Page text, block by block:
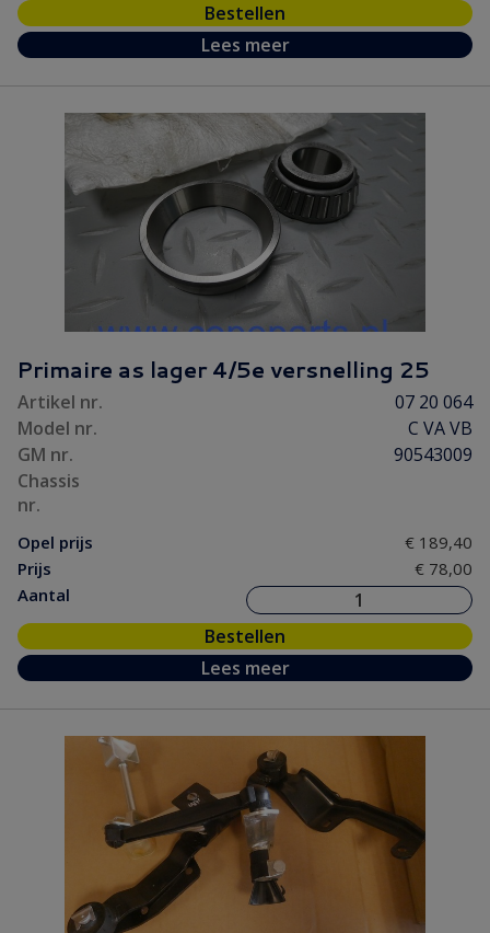
Bestellen
Lees meer
Primaire as lager 4/5e versnelling 25
Artikel nr.
07 20 064
Model nr.
C VA VB
GM nr.
90543009
Chassis
nr.
Opel prijs
€ 189,40
Prijs
€ 78,00
Aantal
Bestellen
Lees meer